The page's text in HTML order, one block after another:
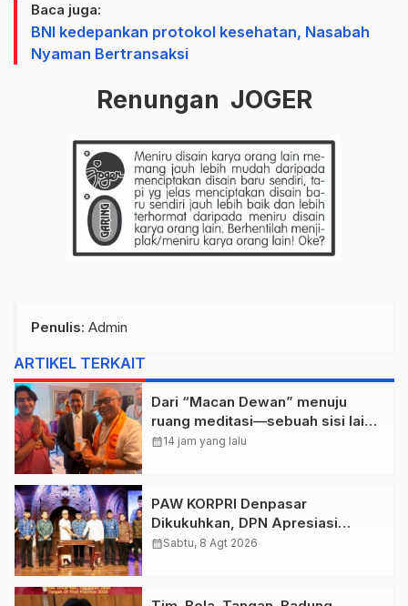
Baca juga:
BNI kedepankan protokol kesehatan, Nasabah
Nyaman Bertransaksi
Renungan JOGER
Penulis: Admin
ARTIKEL TERKAIT
Dari “Macan Dewan” menuju
ruang meditasi—sebuah sisi lain I
Dewa Nyoman Rai Bertemu Baba
calendar_month14 jam yang lalu
PAW KORPRI Denpasar
Dikukuhkan, DPN Apresiasi
“Sembagi Arutala” untuk Lindungi
calendar_monthSabtu, 8 Agt 2026